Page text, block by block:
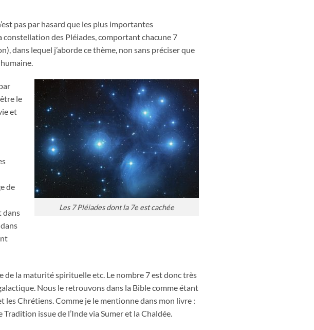
pas par hasard que les plus importantes
des Pléiades, comportant chacune 7
dans lequel j’aborde ce thème, non sans préciser que
Les 7 Pléiades dont la 7e est cachée
le
et
de
dans
la maturité spirituelle etc. Le nombre 7 est donc très
Nous le retrouvons dans la Bible comme étant
les Chrétiens. Comme je le mentionne dans mon livre :
issue de l’Inde via Sumer et la Chaldée.